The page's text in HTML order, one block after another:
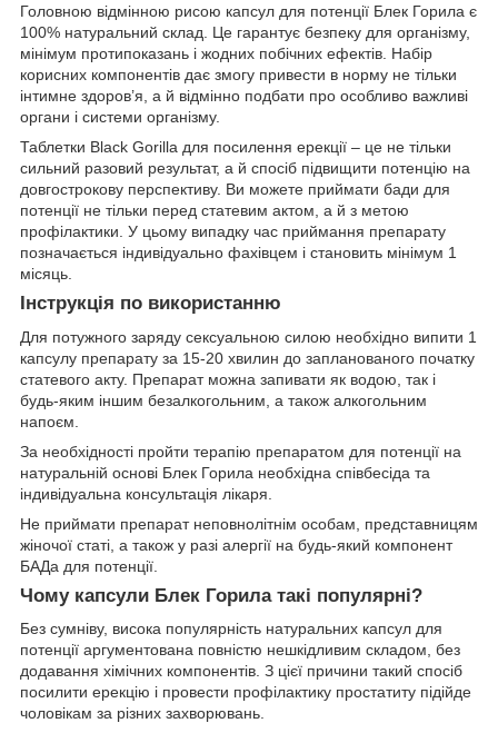
Головною відмінною рисою капсул для потенції Блек Горила є
100% натуральний склад. Це гарантує безпеку для організму,
мінімум протипоказань і жодних побічних ефектів. Набір
корисних компонентів дає змогу привести в норму не тільки
інтимне здоров’я, а й відмінно подбати про особливо важливі
органи і системи організму.
Таблетки Black Gorilla для посилення ерекції – це не тільки
сильний разовий результат, а й спосіб підвищити потенцію на
довгострокову перспективу. Ви можете приймати бади для
потенції не тільки перед статевим актом, а й з метою
профілактики. У цьому випадку час приймання препарату
позначається індивідуально фахівцем і становить мінімум 1
місяць.
Інструкція по використанню
Для потужного заряду сексуальною силою необхідно випити 1
капсулу препарату за 15-20 хвилин до запланованого початку
статевого акту. Препарат можна запивати як водою, так і
будь-яким іншим безалкогольним, а також алкогольним
напоєм.
За необхідності пройти терапію препаратом для потенції на
натуральній основі Блек Горила необхідна співбесіда та
індивідуальна консультація лікаря.
Не приймати препарат неповнолітнім особам, представницям
жіночої статі, а також у разі алергії на будь-який компонент
БАДа для потенції.
Чому капсули Блек Горила такі популярні?
Без сумніву, висока популярність натуральних капсул для
потенції аргументована повністю нешкідливим складом, без
додавання хімічних компонентів. З цієї причини такий спосіб
посилити ерекцію і провести профілактику простатиту підійде
чоловікам за різних захворювань.